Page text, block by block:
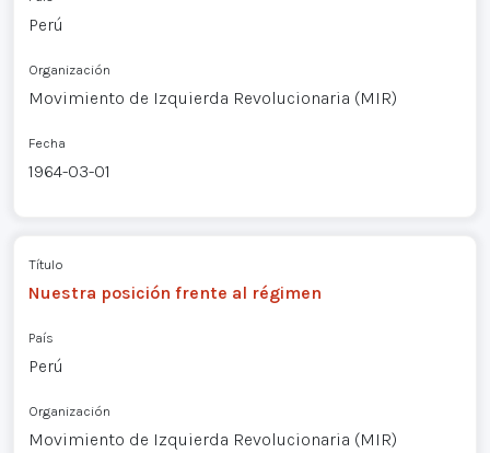
Perú
Organización
Movimiento de Izquierda Revolucionaria (MIR)
Fecha
1964-03-01
Título
Nuestra posición frente al régimen
País
Perú
Organización
Movimiento de Izquierda Revolucionaria (MIR)